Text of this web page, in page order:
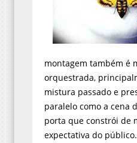
montagem também é
orquestrada,
mistura passado e
paralelo como a cena
porta que constrói de
expectativa do